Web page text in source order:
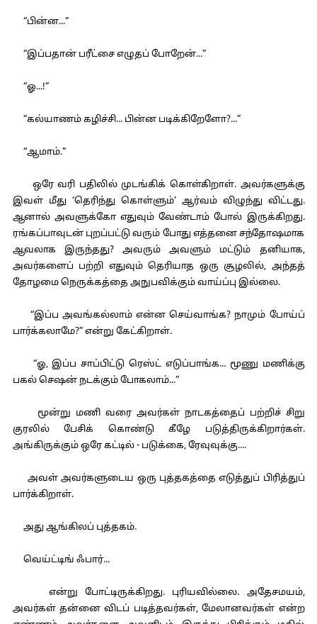
“பின்ன...”
“இப்பதான் பரீட்சை எழுதப் போறேன்...”
“ஓ...!”
“கல்யாணம் கழிச்சி... பின்ன படிக்கிறேளோ?...”
“ஆமாம்.”
ஒரே வரி பதிலில் முடங்கிக் கொள்கிறாள். அவர்களுக்கு
இவள் மீது ‘தெரிந்து கொள்ளும்’ ஆர்வம் விழுந்து விட்டது.
ஆனால் அவளுக்கோ எதுவும் வேண்டாம் போல் இருக்கிறது.
ரங்கப்பாவுடன் புறப்பட்டு வரும் போது எத்தனை சந்தோஷமாக
ஆவலாக இருந்தது? அவரும் அவளும் மட்டும் தனியாக,
அவர்களைப் பற்றி எதுவும் தெரியாத ஒரு சூழலில், அந்தத்
தோழமை நெருக்கத்தை அநுபவிக்கும் வாய்ப்பு இல்லை.
“இப்ப அவங்கல்லாம் என்ன செய்வாங்க? நாமும் போய்ப்
பார்க்கலாமே?” என்று கேட்கிறாள்.
“ஓ, இப்ப சாப்பிட்டு ரெஸ்ட் எடுப்பாங்க... மூணு மணிக்கு
பகல் செஷன் நடக்கும் போகலாம்...”
மூன்று மணி வரை அவர்கள் நாடகத்தைப் பற்றிச் சிறு
குரலில் பேசிக் கொண்டு கீழே படுத்திருக்கிறார்கள்.
அங்கிருக்கும் ஒரே கட்டில் - படுக்கை, ரேவுவுக்கு....
அவள் அவர்களுடைய ஒரு புத்தகத்தை எடுத்துப் பிரித்துப்
பார்க்கிறாள்.
அது ஆங்கிலப் புத்தகம்.
வெய்ட்டிங் ஃபார்...
என்று போட்டிருக்கிறது. புரியவில்லை. அதேசமயம்,
அவர்கள் தன்னை விடப் படித்தவர்கள், மேலானவர்கள் என்ற